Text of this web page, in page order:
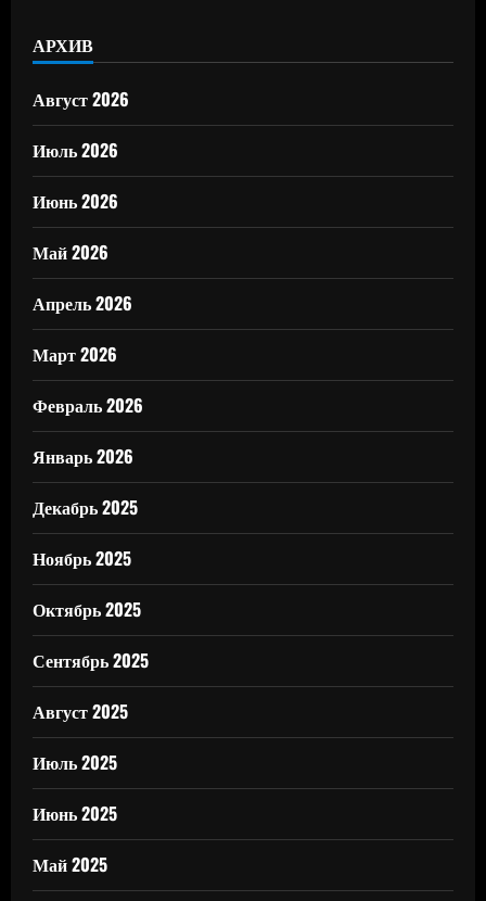
АРХИВ
Август 2026
Июль 2026
Июнь 2026
Май 2026
Апрель 2026
Март 2026
Февраль 2026
Январь 2026
Декабрь 2025
Ноябрь 2025
Октябрь 2025
Сентябрь 2025
Август 2025
Июль 2025
Июнь 2025
Май 2025